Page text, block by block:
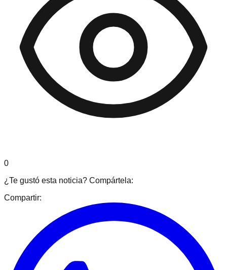
0
¿Te gustó esta noticia? Compártela:
Compartir: